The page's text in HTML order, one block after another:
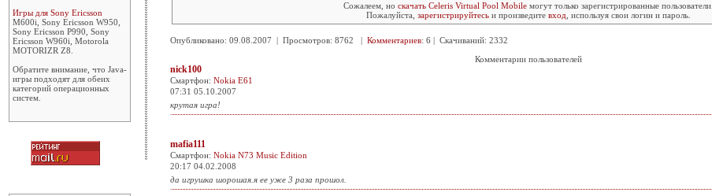
Игры для Sony Ericsson
M600i, Sony Ericsson W950,
Sony Ericsson P990, Sony
Ericsson W960i, Motorola
MOTORIZR Z8.
Обратите внимание, что Java-
игры подходят для обеих
категорий операционных
систем.
Сожалеем, но скачать Celeris Virtual Pool Mobileмогут только зарегистрированные пользователи.
Пожалуйста, зарегистрируйтесьи произведите вход , используя свои логин и пароль.
Опубликовано: 09.08.2007 | Просмотров: 8762 | Комментариев: 6 | Скачиваний: 2332
Комментарии пользователей
nick100
Смартфон: Nokia E61
07:31 05.10.2007
крутая игра!
mafia111
Смартфон: Nokia N73 Music Edition
20:17 04.02.2008
да игрушка шорошая.я ее уже 3 раза прошол.